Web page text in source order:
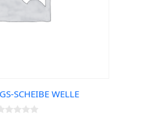
SCHEIBE WELLE